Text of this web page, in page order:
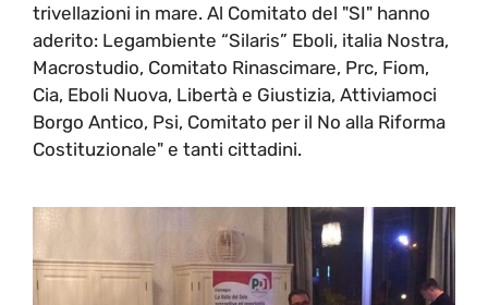
trivellazioni in mare. Al Comitato del "SI" hanno
aderito: Legambiente “Silaris” Eboli, italia Nostra,
Macrostudio, Comitato Rinascimare, Prc, Fiom,
Cia, Eboli Nuova, Libertà e Giustizia, Attiviamoci
Borgo Antico, Psi, Comitato per il No alla Riforma
Costituzionale" e tanti cittadini.